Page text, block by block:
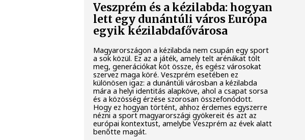
Veszprém és a kézilabda: hogyan
lett egy dunántúli város Európa
egyik kézilabdafővárosa
Magyarországon a kézilabda nem csupán egy sport
a sok közül. Ez az a játék, amely telt arénákat tölt
meg, generációkat köt össze, és egész városokat
szervez maga köré. Veszprém esetében ez
különösen igaz: a dunántúli városban a kézilabda
mára a helyi identitás alapköve, ahol a csapat sorsa
és a közösség érzése szorosan összefonódott.
Hogy ez hogyan történt, ahhoz érdemes egyszerre
nézni a sport magyarországi gyökereit és azt az
európai kontextust, amelybe Veszprém az évek alatt
benőtte magát.